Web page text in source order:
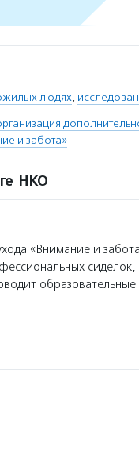
людях,
и забота»
НКО
«Внимание и
сиделок,
образовательные